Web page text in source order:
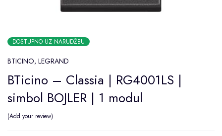
DOSTUPNO UZ NARUDŽBU
BTICINO, LEGRAND
BTicino – Classia | RG4001LS |
simbol BOJLER | 1 modul
Add your review